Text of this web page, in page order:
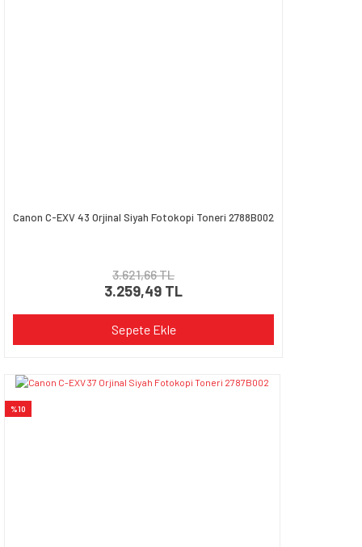
Canon C-EXV 43 Orjinal Siyah Fotokopi Toneri 2788B002
3.621,66 TL
3.259,49 TL
Sepete Ekle
%10